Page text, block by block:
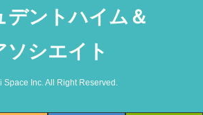
デントハイム＆
ソシエイト
Space Inc. All Right Reserved.